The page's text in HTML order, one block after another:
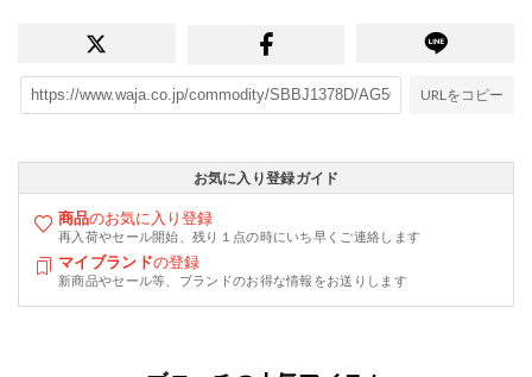
URLをコピー
お気に入り登録ガイド
商品のお気に入り登録
再入荷やセール開始、残り１点の時にいち早くご連絡します
マイブランドの登録
新商品やセール等、ブランドのお得な情報をお送りします